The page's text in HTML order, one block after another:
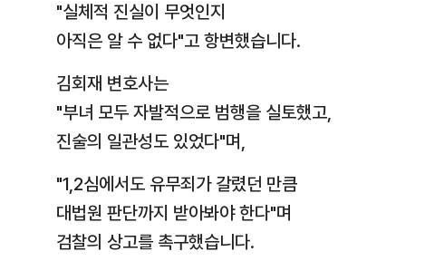
"실체적 진실이 무엇인지
아직은 알 수 없다"고 항변했습니다.
김회재 변호사는
"부녀 모두 자발적으로 범행을 실토했고,
진술의 일관성도 있었다"며,
"1,2심에서도 유무죄가 갈렸던 만큼
대법원 판단까지 받아봐야 한다"며
검찰의 상고를 촉구했습니다.